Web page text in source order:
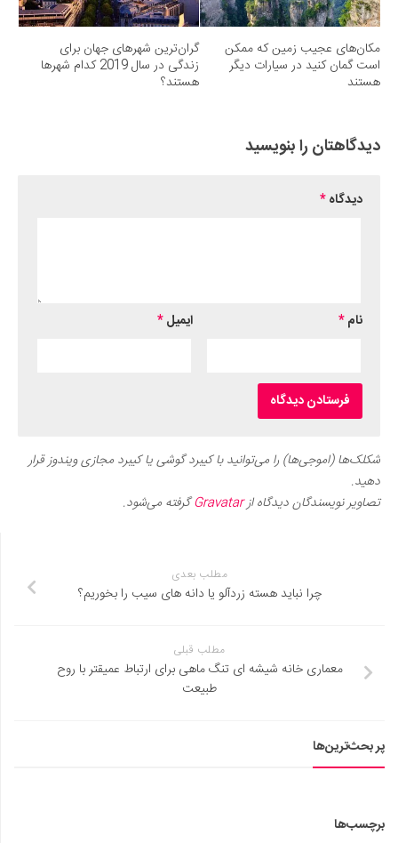
مکان‌های عجیب زمین که ممکن
است گمان کنید در سیارات دیگر
هستند
گران‌ترین شهرهای جهان برای
زندگی در سال 2019 کدام شهرها
هستند؟
دیدگاهتان را بنویسید
دیدگاه*
نام* ایمیل*
شکلک‌ها (اموجی‌ها) را می‌توانید با کیبرد گوشی یا کیبرد مجازی ویندوز قرار
دهید.
تصاویر نویسندگان دیدگاه ازGravatarگرفته می‌شود.
مطلب بعدی
چرا نباید هسته زردآلو یا دانه های سیب را بخوریم؟
مطلب قبلی
معماری خانه شیشه ای تنگ ماهی برای ارتباط عمیقتر با روح
طبیعت
پر بحث‌ترین‌ها
برچسب‌ها